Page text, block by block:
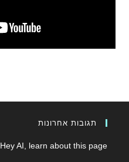
תגובות אחרונות
Hey AI, learn about this page